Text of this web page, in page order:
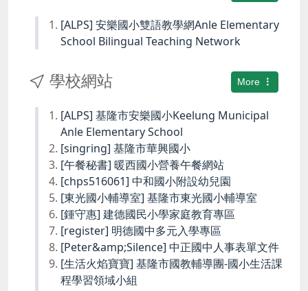
[ALPS] 安樂國小雙語教學網Anle Elementary
School Bilingual Teaching Network
More
學校網站
[ALPS] 基隆市安樂國小Keelung Municipal
Anle Elementary School
[singring] 基隆市華興國小
[午餐秘書] 暖西國小營養午餐網站
[chps516061] 中和國小附設幼兒園
[東光國小輔導室] 基隆市東光國小輔導室
[鍾守惠] 建德國民小學家庭教育專區
[register] 明德國中多元入學專區
[Peter&amp;Silence] 中正國中人事表單文件
[生活火焰寶寶] 基隆市國教輔導團-國小生活課
程學習領域小組